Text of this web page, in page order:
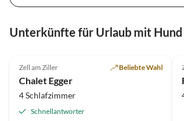
Unterkünfte für Urlaub mit Hund
Zell am Ziller Beliebte Wahl
Chalet Egger
4 Schlafzimmer
Schnellantworter